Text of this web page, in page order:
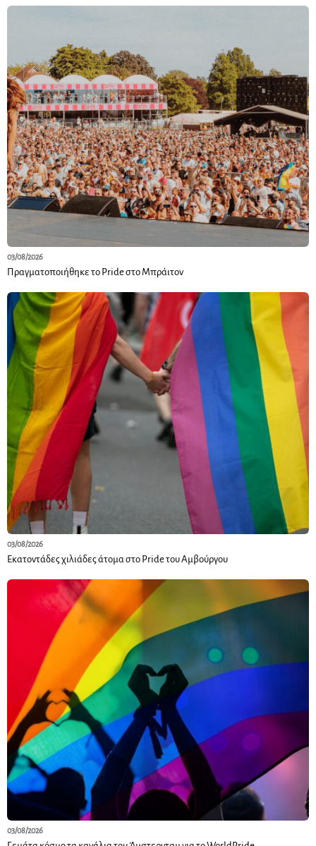
03/08/2026
Πραγματοποιήθηκε το Pride στο Μπράιτον
03/08/2026
Εκατοντάδες χιλιάδες άτομα στο Pride του Αμβούργου
03/08/2026